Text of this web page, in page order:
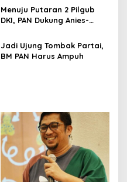
Inkonstitusional
Menuju Putaran 2 Pilgub
DKI, PAN Dukung Anies-
Jadi Ujung Tombak Partai,
BM PAN Harus Ampuh